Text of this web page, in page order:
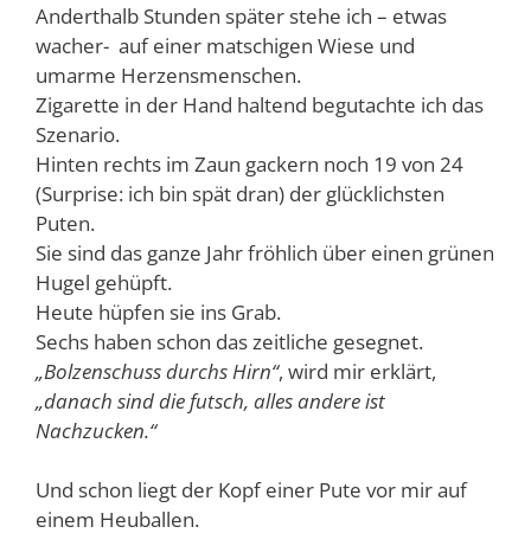
Anderthalb Stunden später stehe ich – etwas
wacher- auf einer matschigen Wiese und
umarme Herzensmenschen.
Zigarette in der Hand haltend begutachte ich das
Szenario.
Hinten rechts im Zaun gackern noch 19 von 24
(Surprise: ich bin spät dran) der glücklichsten
Puten.
Sie sind das ganze Jahr fröhlich über einen grünen
Hugel gehüpft.
Heute hüpfen sie ins Grab.
Sechs haben schon das zeitliche gesegnet.
„Bolzenschuss durchs Hirn“, wird mir erklärt,
„danach sind die futsch, alles andere ist
Nachzucken.“
Und schon liegt der Kopf einer Pute vor mir auf
einem Heuballen.